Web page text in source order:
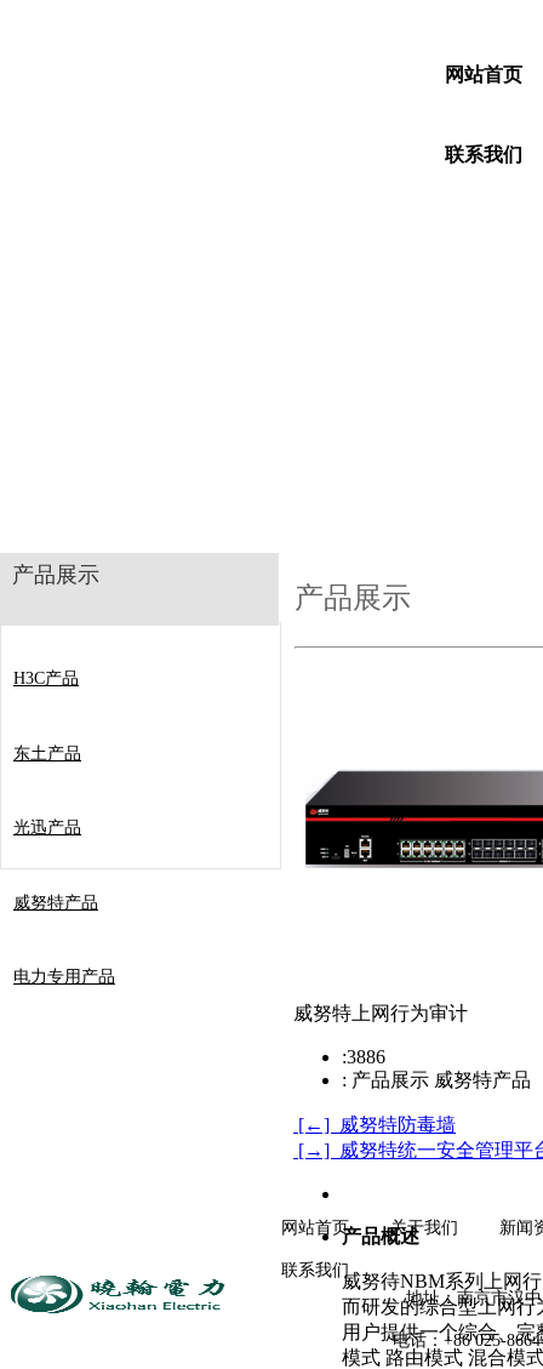
网站首页
联系我们
产品展示
H3C产品
东土产品
光迅产品
威努特产品
电力专用产品
产品展示
威努特上网行为审计
:3886
: 产品展示 威努特产品
[←] 威努特防毒墙
[→] 威努特统一安全管理平
产品概述
威努待NBM系列上网
而研发的综合型上网
用户提供一个综合、
模式 路由模式 混合模
网站首页 关于我们 新闻
联系我们
地址：南京市汉
电话：+86 025-